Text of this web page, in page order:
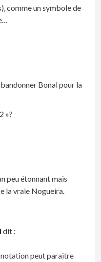
comme un symbole de
Bonal pour la
»?
peu étonnant mais
la vraie Nogueira.
dit :
notation peut paraitre